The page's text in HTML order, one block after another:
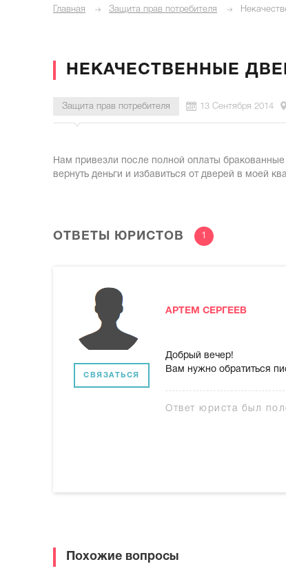
Главная Защита прав потребителя
НЕКАЧЕСТВЕННЫЕ
Защита прав потребителя 13 Сентября 2014
Нам привезли после полной оплаты
вернуть деньги и избавиться от дверей в моей
ОТВЕТЫ ЮРИСТОВ 1
СВЯЗАТЬСЯ
АРТЕМ СЕРГЕЕВ
Добрый вечер!
Вам нужно обратиться
Ответ юриста был
Похожие вопросы